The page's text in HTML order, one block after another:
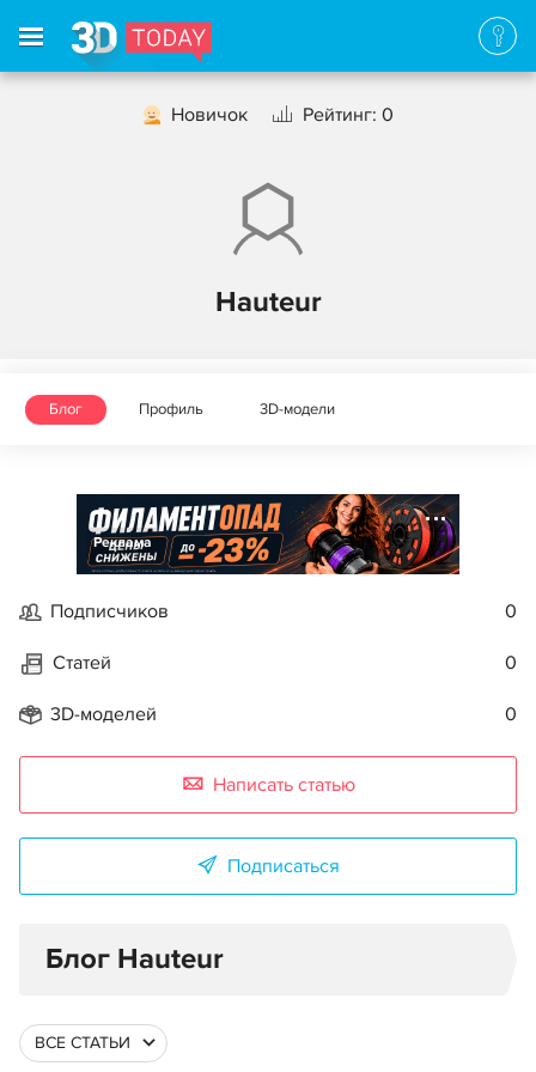
Новичок Рейтинг: 0
Hauteur
Блог Профиль 3D-модели
Реклама
Подписчиков 0
Статей 0
3D-моделей 0
Написать статью
Подписаться
Блог Hauteur
ВСЕ СТАТЬИ